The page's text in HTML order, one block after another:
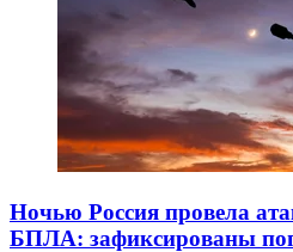
Ночью Россия провела
БПЛА: зафиксированы